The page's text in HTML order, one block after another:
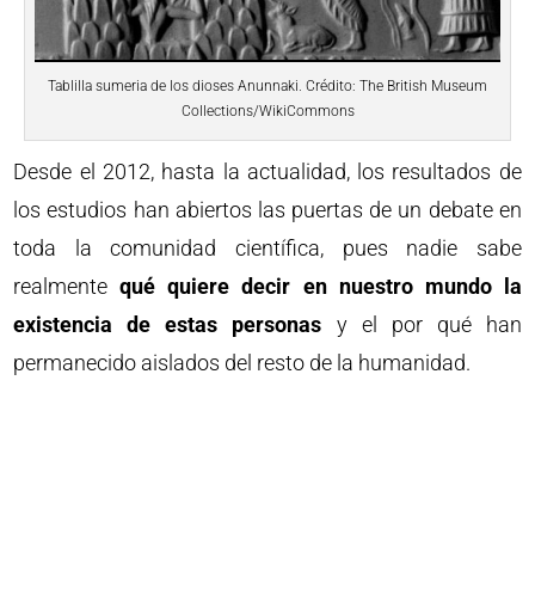
Tablilla sumeria de los dioses Anunnaki. Crédito: The British Museum
Collections/WikiCommons
Desde el 2012, hasta la actualidad, los resultados de
los estudios han abiertos las puertas de un debate en
toda la comunidad científica, pues nadie sabe
realmentequé quiere decir en nuestro mundo la
existencia de estas personas y el por qué han
permanecido aislados del resto de la humanidad.